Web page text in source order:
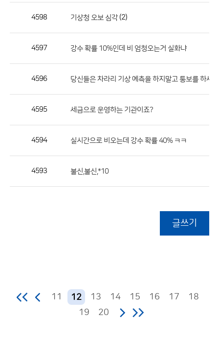
공
4598 기상청 오보 심각(2)
4597 강수 확률 10%인데 비 엄청오는거 실화냐
4596 당신들은 차라리 기상 예측을 하지말고 통보를 하세
4595 세금으로 운영하는 기관이죠?
4594 실시간으로 비오는데 강수 확률 40% ㅋㅋ
4593 불신,불신,*10
글쓰기
11 12 13 14 15 16 17
18
19
20